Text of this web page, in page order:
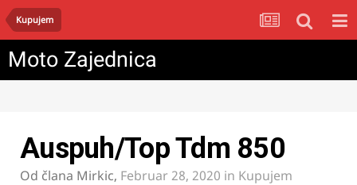
Kupujem
Moto Zajednica
Auspuh/Top Tdm 850
Od člana Mirkic, Februar 28, 2020 in Kupujem